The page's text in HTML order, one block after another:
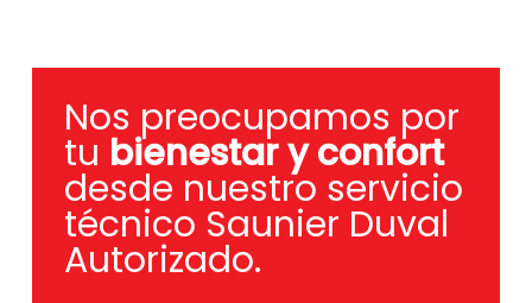
Nos preocupamos por
tu bienestar y confort
desde nuestro servicio
técnico Saunier Duval
Autorizado.